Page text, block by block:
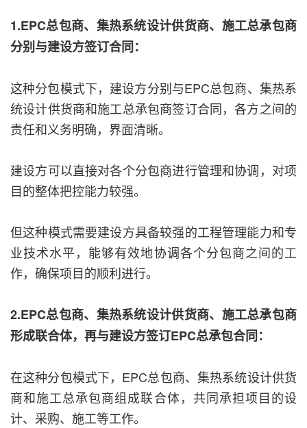
1.EPC总包商、集热系统设计供货商、施工总承包商
分别与建设方签订合同：
这种分包模式下，建设方分别与EPC总包商、集热系
统设计供货商和施工总承包商签订合同，各方之间的
责任和义务明确，界面清晰。
建设方可以直接对各个分包商进行管理和协调，对项
目的整体把控能力较强。
但这种模式需要建设方具备较强的工程管理能力和专
业技术水平，能够有效地协调各个分包商之间的工
作，确保项目的顺利进行。
2.EPC总包商、集热系统设计供货商、施工总承包商
形成联合体，再与建设方签订EPC总承包合同：
在这种分包模式下，EPC总包商、集热系统设计供货
商和施工总承包商组成联合体，共同承担项目的设
计、采购、施工等工作。